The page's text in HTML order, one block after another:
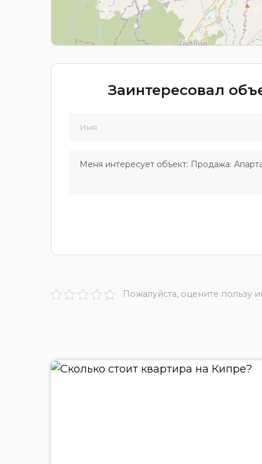
Заинтересовал
Пожалуйста, оцените пользу